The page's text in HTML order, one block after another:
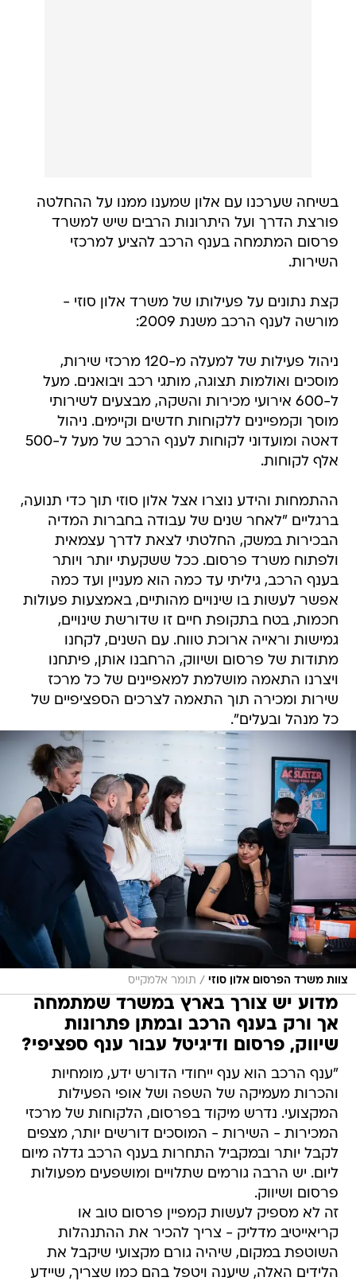
בשיחה שערכנו עם אלון שמענו ממנו על ההחלטה
פורצת הדרך ועל היתרונות הרבים שיש למשרד
פרסום המתמחה בענף הרכב להציע למרכזי
השירות.
קצת נתונים על פעילותו של משרד אלון סוזי -
מורשה לענף הרכב משנת 2009:
ניהול פעילות של למעלה מ-120 מרכזי שירות,
מוסכים ואולמות תצוגה, מותגי רכב ויבואנים. מעל
ל-600 אירועי מכירות והשקה, מבצעים לשירותי
מוסך וקמפיינים ללקוחות חדשים וקיימים. ניהול
דאטה ומועדוני לקוחות לענף הרכב של מעל ל-500
אלף לקוחות.
ההתמחות והידע נוצרו אצל אלון סוזי תוך כדי תנועה,
ברגליים "לאחר שנים של עבודה בחברות המדיה
הבכירות במשק, החלטתי לצאת לדרך עצמאית
ולפתוח משרד פרסום. ככל ששקעתי יותר ויותר
בענף הרכב, גיליתי עד כמה הוא מעניין ועד כמה
אפשר לעשות בו שינויים מהותיים, באמצעות פעולות
חכמות, בטח בתקופת חיים זו שדורשת שינויים,
גמישות וראייה ארוכת טווח. עם השנים, לקחנו
מתודות של פרסום ושיווק, הרחבנו אותן, פיתחנו
ויצרנו התאמה מושלמת למאפיינים של כל מרכז
שירות ומכירה תוך התאמה לצרכים הספציפיים של
כל מנהל ובעלים".
צוות משרד הפרסום אלון סוזי / תומר אלמקייס
מדוע יש צורך בארץ במשרד שמתמחה
אך ורק בענף הרכב ובמתן פתרונות
שיווק, פרסום ודיגיטל עבור ענף ספציפי?
"ענף הרכב הוא ענף ייחודי הדורש ידע, מומחיות
והכרות מעמיקה של השפה ושל אופי הפעילות
המקצועי. נדרש מיקוד בפרסום, הלקוחות של מרכזי
המכירות - השירות - המוסכים דורשים יותר, מצפים
לקבל יותר ובמקביל התחרות בענף הרכב גדלה מיום
ליום. יש הרבה גורמים שתלויים ומושפעים מפעולות
פרסום ושיווק.
זה לא מספיק לעשות קמפיין פרסום טוב או
קריאייטיב מדליק - צריך להכיר את ההתנהלות
השוטפת במקום, שיהיה גורם מקצועי שיקבל את
הלידים האלה, שיענה ויטפל בהם כמו שצריך, שיידע